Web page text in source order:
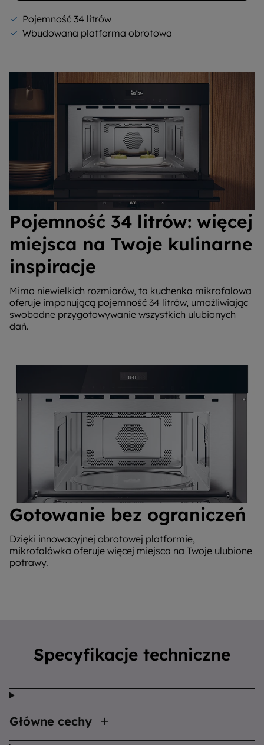
Pojemność 34 litrów
Wbudowana platforma obrotowa
Pojemność 34 litrów: więcej
miejsca na Twoje kulinarne
inspiracje
Mimo niewielkich rozmiarów, ta kuchenka mikrofalowa
oferuje imponującą pojemność 34 litrów, umożliwiając
swobodne przygotowywanie wszystkich ulubionych
dań.
Gotowanie bez ograniczeń
Dzięki innowacyjnej obrotowej platformie,
mikrofalówka oferuje więcej miejsca na Twoje ulubione
potrawy.
Specyfikacje techniczne
Główne cechy